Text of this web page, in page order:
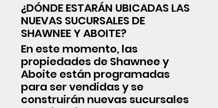
¿DÓNDE ESTARÁN UBICADAS LAS
NUEVAS SUCURSALES DE
SHAWNEE Y ABOITE?
En este momento, las
propiedades de Shawnee y
Aboite están programadas
para ser vendidas y se
construirán nuevas sucursales